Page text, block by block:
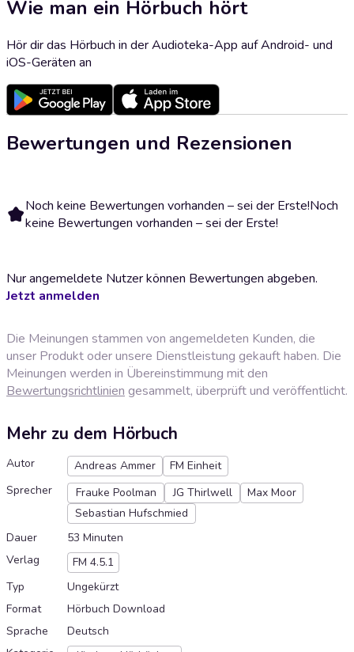
Wie man ein Hörbuch hört
Hör dir das Hörbuch in der Audioteka-App auf Android- und
iOS-Geräten an
Bewertungen und Rezensionen
Noch keine Bewertungen vorhanden – sei der Erste!Noch
keine Bewertungen vorhanden – sei der Erste!
Nur angemeldete Nutzer können Bewertungen abgeben.
Jetzt anmelden
Die Meinungen stammen von angemeldeten Kunden, die
unser Produkt oder unsere Dienstleistung gekauft haben. Die
Meinungen werden in Übereinstimmung mit den
Bewertungsrichtlinien gesammelt, überprüft und veröffentlicht.
Mehr zu dem Hörbuch
Autor Andreas Ammer
FM Einheit
Sprecher
Frauke Poolman JG Thirlwell
Max Moor
Sebastian Hufschmied
Dauer
53 Minuten
Verlag
FM 4.5.1
Typ
Ungekürzt
Format
Hörbuch Download
Sprache
Deutsch